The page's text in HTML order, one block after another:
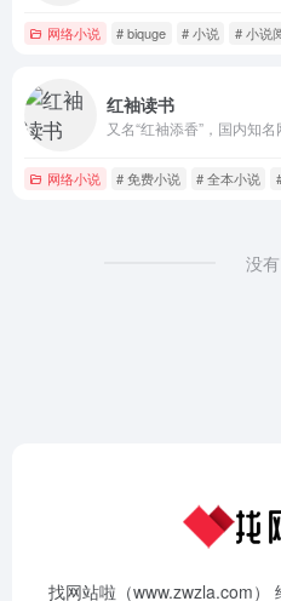
网络小说 # biquge # 小说 # 小说
红袖读书
网络小说 # 免费小说 # 全本小说
没
找网站啦（www.zwzla.com）